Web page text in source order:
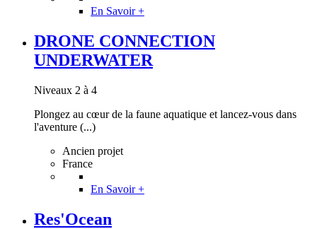
En Savoir +
DRONE CONNECTION
UNDERWATER
Niveaux 2 à 4
Plongez au cœur de la faune aquatique et lancez-vous dans
l'aventure (...)
Ancien projet
France
En Savoir +
Res'Ocean